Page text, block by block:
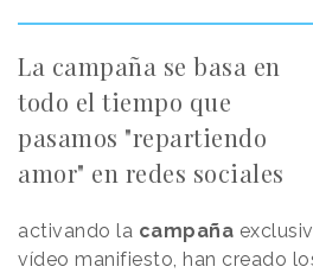
La campaña se basa en
todo el tiempo que
pasamos "repartiendo
amor" en redes sociales
activando la campaña
vídeo manifiesto, han creado